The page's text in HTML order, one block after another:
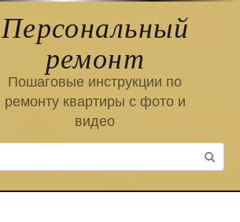
Персональный
ремонт
Пошаговые инструкции по
ремонту квартиры с фото и
видео